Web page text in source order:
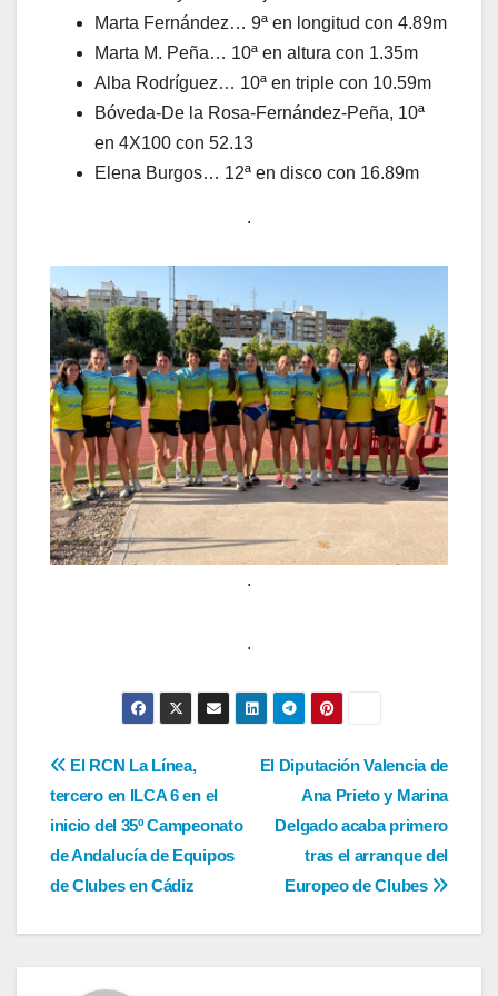
Marta Fernández… 9ª en longitud con 4.89m
Marta M. Peña… 10ª en altura con 1.35m
Alba Rodríguez… 10ª en triple con 10.59m
Bóveda-De la Rosa-Fernández-Peña, 10ª
en 4X100 con 52.13
Elena Burgos… 12ª en disco con 16.89m
.
.
.
Navegación
de
entradas
El Diputación Valencia de
Ana Prieto y Marina
Delgado acaba primero
tras el arranque del
Europeo de Clubes
El RCN La Línea,
tercero en ILCA 6 en el
inicio del 35º Campeonato
de Andalucía de Equipos
de Clubes en Cádiz